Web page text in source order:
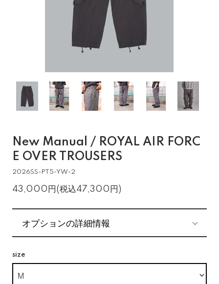
New Manual / ROYAL AIR FORC
E OVER TROUSERS
2026SS-PT5-YW-2
43,000円(税込47,300円)
オプションの詳細情報
size